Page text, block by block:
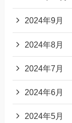
2024年9月
2024年8月
2024年7月
2024年6月
2024年5月